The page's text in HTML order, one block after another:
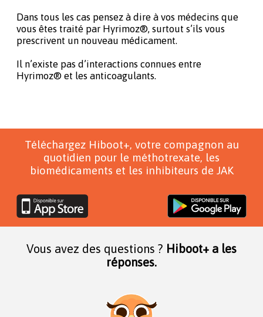
Dans tous les cas pensez à dire à vos médecins que
vous êtes traité par Hyrimoz®, surtout s’ils vous
prescrivent un nouveau médicament.
Il n’existe pas d’interactions connues entre
Hyrimoz® et les anticoagulants.
Téléchargez Hiboot+, votre compagnon au
quotidien pour le méthotrexate, les
biomédicaments et les inhibiteurs de JAK
Vous avez des questions ? Hiboot+ a les
réponses.